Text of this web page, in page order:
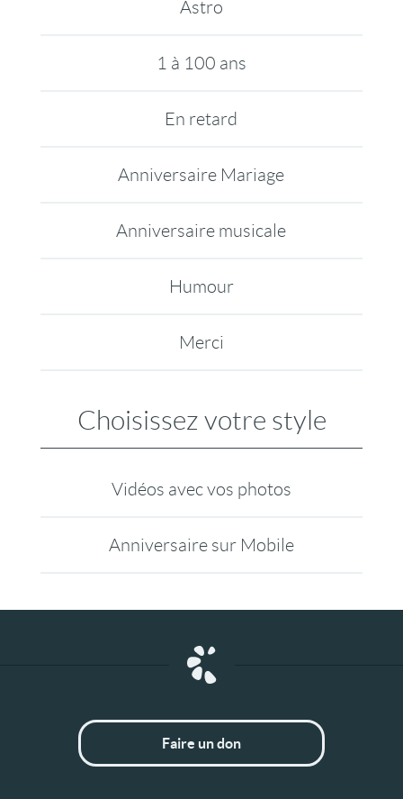
Astro
1 à 100 ans
En retard
Anniversaire Mariage
Anniversaire musicale
Humour
Merci
Choisissez votre style
Vidéos avec vos photos
Anniversaire sur Mobile
Faire un don